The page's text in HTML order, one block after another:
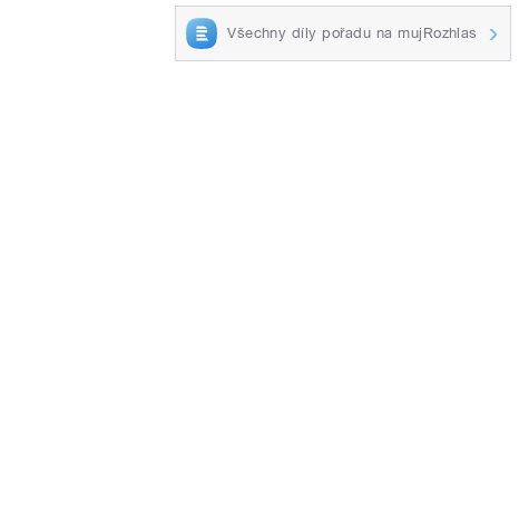
Všechny díly pořadu na mujRozhlas